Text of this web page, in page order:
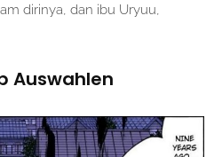
dirinya, dan ibu Uryuu,
Auswahlen